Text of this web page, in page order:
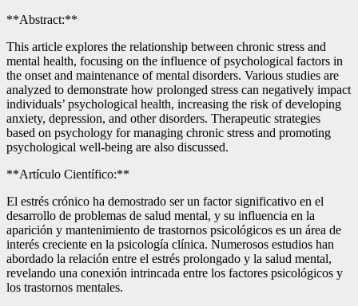
**Abstract:**
This article explores the relationship between chronic stress and
mental health, focusing on the influence of psychological factors in
the onset and maintenance of mental disorders. Various studies are
analyzed to demonstrate how prolonged stress can negatively impact
individuals’ psychological health, increasing the risk of developing
anxiety, depression, and other disorders. Therapeutic strategies
based on psychology for managing chronic stress and promoting
psychological well-being are also discussed.
**Artículo Científico:**
El estrés crónico ha demostrado ser un factor significativo en el
desarrollo de problemas de salud mental, y su influencia en la
aparición y mantenimiento de trastornos psicológicos es un área de
interés creciente en la psicología clínica. Numerosos estudios han
abordado la relación entre el estrés prolongado y la salud mental,
revelando una conexión intrincada entre los factores psicológicos y
los trastornos mentales.